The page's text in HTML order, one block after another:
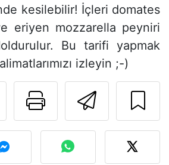
kesilebilir! İçleri domates
eriyen mozzarella peyniri
Bu tarifi yapmak
izleyin ;-)
Bu sayfayı
Tarif sahibine bir
fotoğrafını